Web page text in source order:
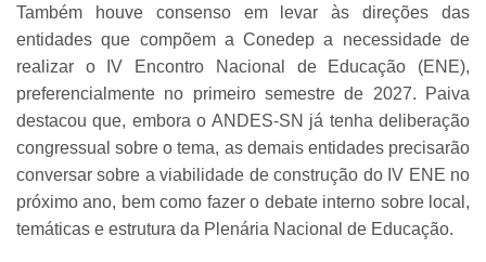
Também houve consenso em levar às direções das
entidades que compõem a Conedep a necessidade de
realizar o IV Encontro Nacional de Educação (ENE),
preferencialmente no primeiro semestre de 2027. Paiva
destacou que, embora o ANDES-SN já tenha deliberação
congressual sobre o tema, as demais entidades precisarão
conversar sobre a viabilidade de construção do IV ENE no
próximo ano, bem como fazer o debate interno sobre local,
temáticas e estrutura da Plenária Nacional de Educação.